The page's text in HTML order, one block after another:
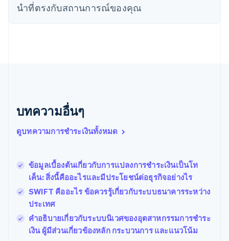
นําที่ตรงกับสถานการณ์ของคุณ
บทความอื่นๆ
ดูบทความการชำระเงินทั้งหมด
ข้อมูลเบื้องต้นเกี่ยวกับการแปลงการชําระเงินเป็นโท
เค็น: สิ่งนี้คืออะไรและมีประโยชน์ต่อธุรกิจอย่างไร
SWIFT คืออะไร ข้อควรรู้เกี่ยวกับระบบธนาคารระหว่าง
ประเทศ
คำอธิบายเกี่ยวกับระบบนิเวศของอุตสาหกรรมการชําระ
เงิน ผู้มีส่วนเกี่ยวข้องหลัก กระบวนการ และแนวโน้ม
นิวซีแลนด์
เนเธอร์แลนด์
Français
โปรตุเกส
โปแลนด์
FrançaisEnglish
ฟินแลนด์
มอลตา
English
มาเลเซีย
English 简体中文
เม็กซิโก